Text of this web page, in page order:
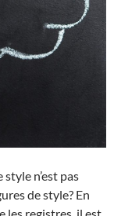
n’est pas
de style? En